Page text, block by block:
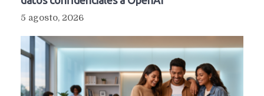
5 agosto, 2026